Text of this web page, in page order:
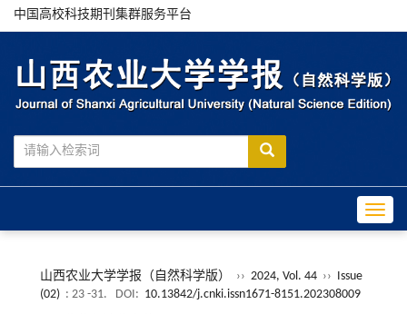
中国高校科技期刊集群服务平台
山西农业大学学报（自然科学版） ›› 2024, Vol. 44 ›› Issue
(02) : 23 -31. DOI: 10.13842/j.cnki.issn1671-8151.202308009